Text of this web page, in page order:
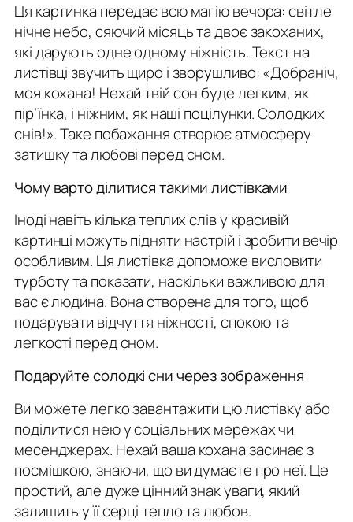
Ця картинка передає всю магію вечора: світле
нічне небо, сяючий місяць та двоє закоханих,
які дарують одне одному ніжність. Текст на
листівці звучить щиро і зворушливо:«Добраніч,
моя кохана! Нехай твій сон буде легким, як
пір’їнка, і ніжним, як наші поцілунки. Солодких
снів!». Таке побажання створює атмосферу
затишку та любові перед сном.
Чому варто ділитися такими листівками
Іноді навіть кілька теплих слів у красивій
картинці можуть підняти настрій і зробити вечір
особливим. Ця листівка допоможе висловити
турботу та показати, наскільки важливою для
вас є людина. Вона створена для того, щоб
подарувати відчуття ніжності, спокою та
легкості перед сном.
Подаруйте солодкі сни через зображення
Ви можете легко завантажити цю листівку або
поділитися нею у соціальних мережах чи
месенджерах. Нехай ваша кохана засинає з
посмішкою, знаючи, що ви думаєте про неї. Це
простий, але дуже цінний знак уваги, який
залишить у її серці тепло та любов.